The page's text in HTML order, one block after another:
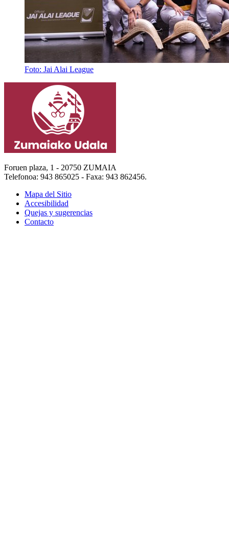
Foto: Jai Alai League
Foruen plaza, 1 - 20750 ZUMAIA
Telefonoa: 943 865025 - Faxa: 943 862456.
Mapa del Sitio
Accesibilidad
Quejas y sugerencias
Contacto